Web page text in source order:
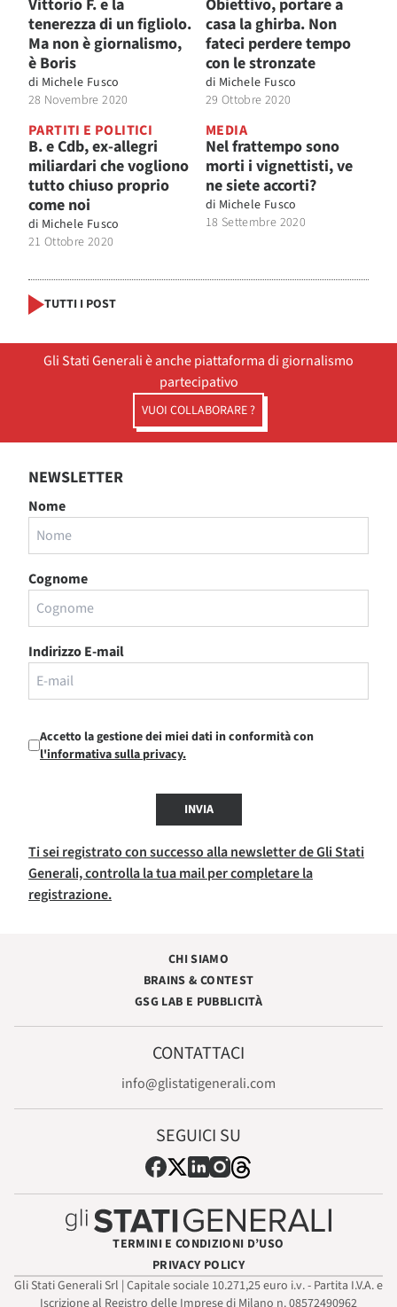
Vittorio F. e la
tenerezza di un figliolo.
Ma non è giornalismo,
è Boris
di Michele Fusco
28 Novembre 2020
Obiettivo, portare a
casa la ghirba. Non
fateci perdere tempo
con le stronzate
di Michele Fusco
29 Ottobre 2020
PARTITI E POLITICI
B. e Cdb, ex-allegri
miliardari che vogliono
tutto chiuso proprio
come noi
di Michele Fusco
21 Ottobre 2020
MEDIA
Nel frattempo sono
morti i vignettisti, ve
ne siete accorti?
di Michele Fusco
18 Settembre 2020
TUTTI I POST
Gli Stati Generali è anche piattaforma di giornalismo
partecipativo
VUOI COLLABORARE ?
NEWSLETTER
Nome
Cognome
Indirizzo E-mail
Accetto la gestione dei miei dati in conformità con
l'informativa sulla privacy.
INVIA
Ti sei registrato con successo alla newsletter de Gli Stati
Generali, controlla la tua mail per completare la
registrazione.
CHI SIAMO
BRAINS & CONTEST
GSG LAB E PUBBLICITÀ
CONTATTACI
info@glistatigenerali.com
SEGUICI SU
TERMINI E CONDIZIONI D’USO
PRIVACY POLICY
Gli Stati Generali Srl | Capitale sociale 10.271,25 euro i.v. - Partita I.V.A. e
Iscrizione al Registro delle Imprese di Milano n. 08572490962